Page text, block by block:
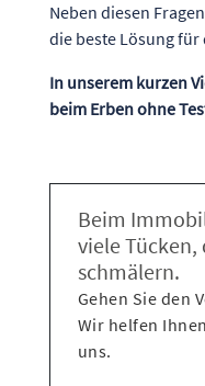
Neben diesen
die beste Lösung
In unserem kurzen
beim Erben ohne
Beim
viele Tücken,
schmälern.
Gehen Sie den
Wir helfen
uns.